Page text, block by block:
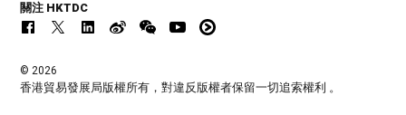
關注 HKTDC
© 2026
香港貿易發展局版權所有，對違反版權者保留一切追索權利 。